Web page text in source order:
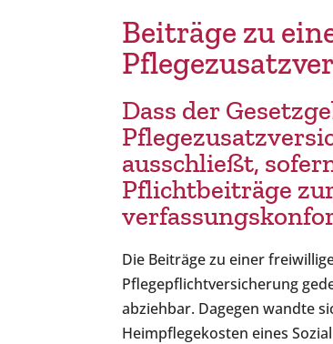
Beiträge zu
Dass der
ausschließt,
Pflichtbeiträge
Die Beiträge zu einer
Pflegepflichtversicherung
abziehbar. Dagegen wandte
Heimpflegekosten eines